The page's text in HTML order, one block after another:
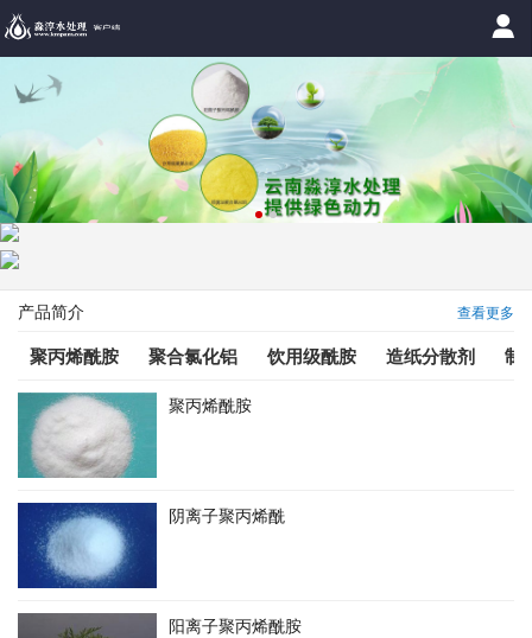
查看更多
产品简介
聚丙烯酰胺 聚合氯化铝 饮用级酰胺 造纸分散剂 制
聚丙烯酰胺
阴离子聚丙烯酰
阳离子聚丙烯酰胺